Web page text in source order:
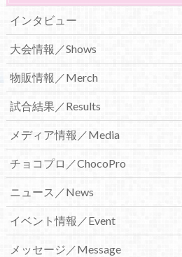
インタビュー
大会情報／Shows
物販情報／Merch
試合結果／Results
メディア情報／Media
チョコプロ／ChocoPro
ニュース／News
イベント情報／Event
メッセージ／Message